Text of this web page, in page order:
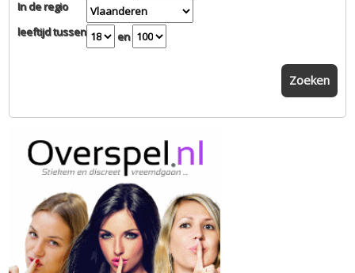
In de regio
leeftijd tussen
en
Zoeken